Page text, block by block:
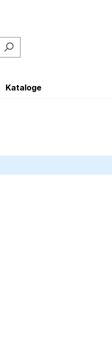
Kataloge